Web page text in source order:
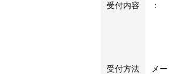
受付内容 ：
受付方法
メー